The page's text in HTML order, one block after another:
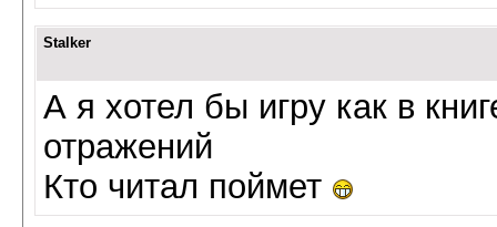
Stalker
А я хотел бы игру как в
отражений
Кто читал поймет